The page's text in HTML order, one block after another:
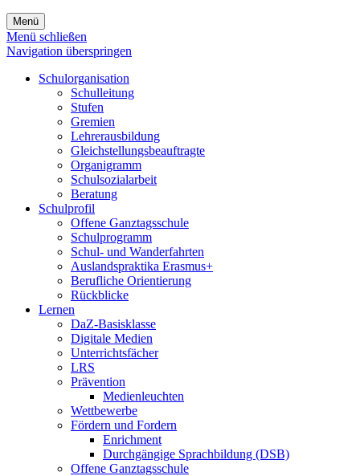
Menü
Menü schließen
Navigation überspringen
Schulorganisation
Schulleitung
Stufen
Gremien
Lehrerausbildung
Gleichstellungsbeauftragte
Organigramm
Schulsozialarbeit
Beratung
Schulprofil
Offene Ganztagsschule
Schulprogramm
Schul- und Wanderfahrten
Auslandspraktika Erasmus+
Berufliche Orientierung
Rückblicke
Lernen
DaZ-Basisklasse
Digitale Medien
Unterrichtsfächer
LRS
Prävention
Medienleuchten
Wettbewerbe
Fördern und Fordern
Enrichment
Durchgängige Sprachbildung (DSB)
Offene Ganztagsschule